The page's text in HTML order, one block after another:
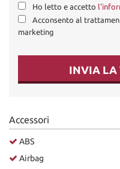
Ho letto e accetto
Acconsento al
marketing
INVIA LA
Accessori
ABS
Airbag